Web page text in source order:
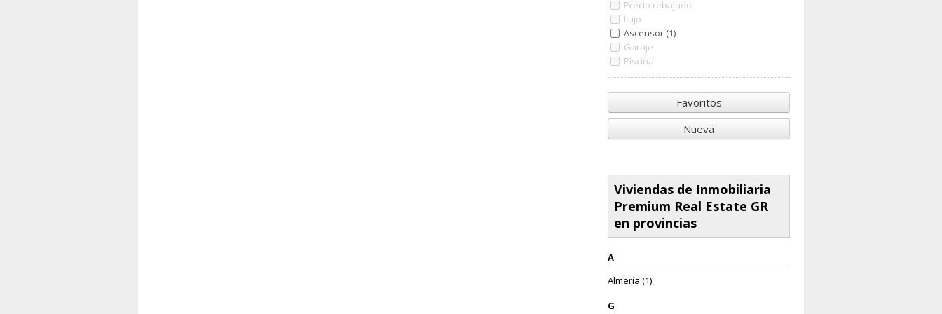
Precio rebajado
Lujo
Ascensor (1)
Garaje
Piscina
Favoritos
Nueva
Viviendas de Inmobiliaria
Premium Real Estate GR
en provincias
A
Almería (1)
G